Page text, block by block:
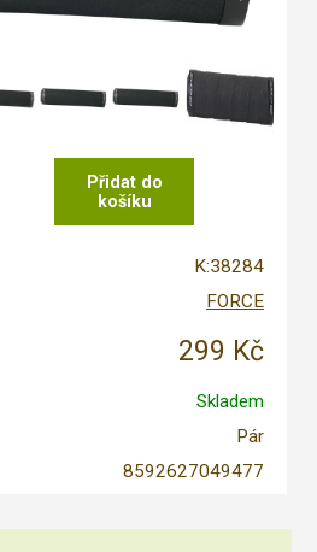
K:38284
FORCE
299 Kč
Skladem
Pár
8592627049477